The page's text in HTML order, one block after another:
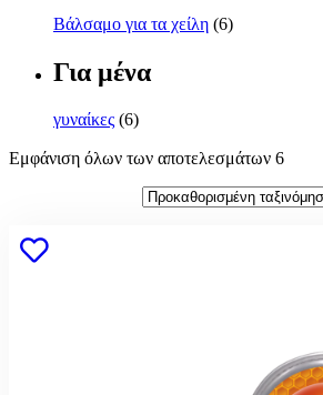
Βάλσαμο για τα χείλη (6)
Για μένα
γυναίκες (6)
Εμφάνιση όλων των αποτελεσμάτων 6